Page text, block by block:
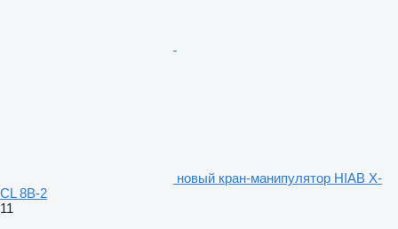
новый кран-манипулятор HIAB X-
CL 8B-2
11